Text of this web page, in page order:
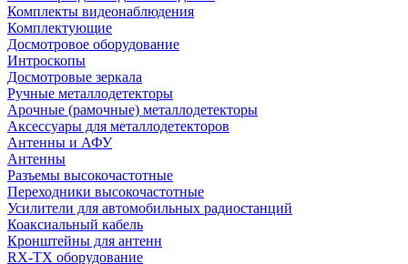
Комплекты видеонаблюдения
Комплектующие
Досмотровое оборудование
Интроскопы
Досмотровые зеркала
Ручные металлодетекторы
Арочные (рамочные) металлодетекторы
Аксессуары для металлодетекторов
Антенны и АФУ
Антенны
Разъемы высокочастотные
Переходники высокочастотные
Усилители для автомобильных радиостанций
Коаксиальный кабель
Кронштейны для антенн
RX-TX оборудование